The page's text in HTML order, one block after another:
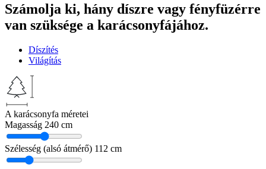
Számolja ki, hány díszre vagy fényfüzérre
van szüksége a karácsonyfájához.
Díszítés
Világítás
A karácsonyfa méretei
Magasság 240 cm
Szélesség (alsó átmérő) 112 cm